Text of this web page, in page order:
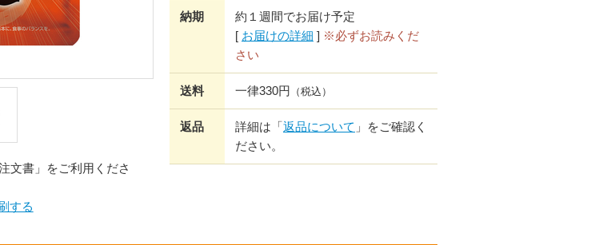
文書」をご利用くださ
する
納期
約１週間でお届け予定
[ お届けの詳細 ] ※必ずお読みくだ
さい
送料 一律330円 （税込）
返品 詳細は「 返品について 」をご確認く
ださい。